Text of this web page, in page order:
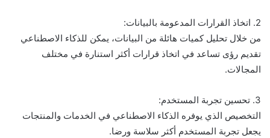
2. اتخاذ القرارات المدعومة بالبيانات:
من خلال تحليل كميات هائلة من البيانات، يمكن للذكاء الاصطناعي
تقديم رؤى تساعد في اتخاذ قرارات أكثر استنارة في مختلف
المجالات.
3. تحسين تجربة المستخدم:
التخصيص الذي يوفره الذكاء الاصطناعي في الخدمات والمنتجات
يجعل تجربة المستخدم أكثر سلاسة ورضا.